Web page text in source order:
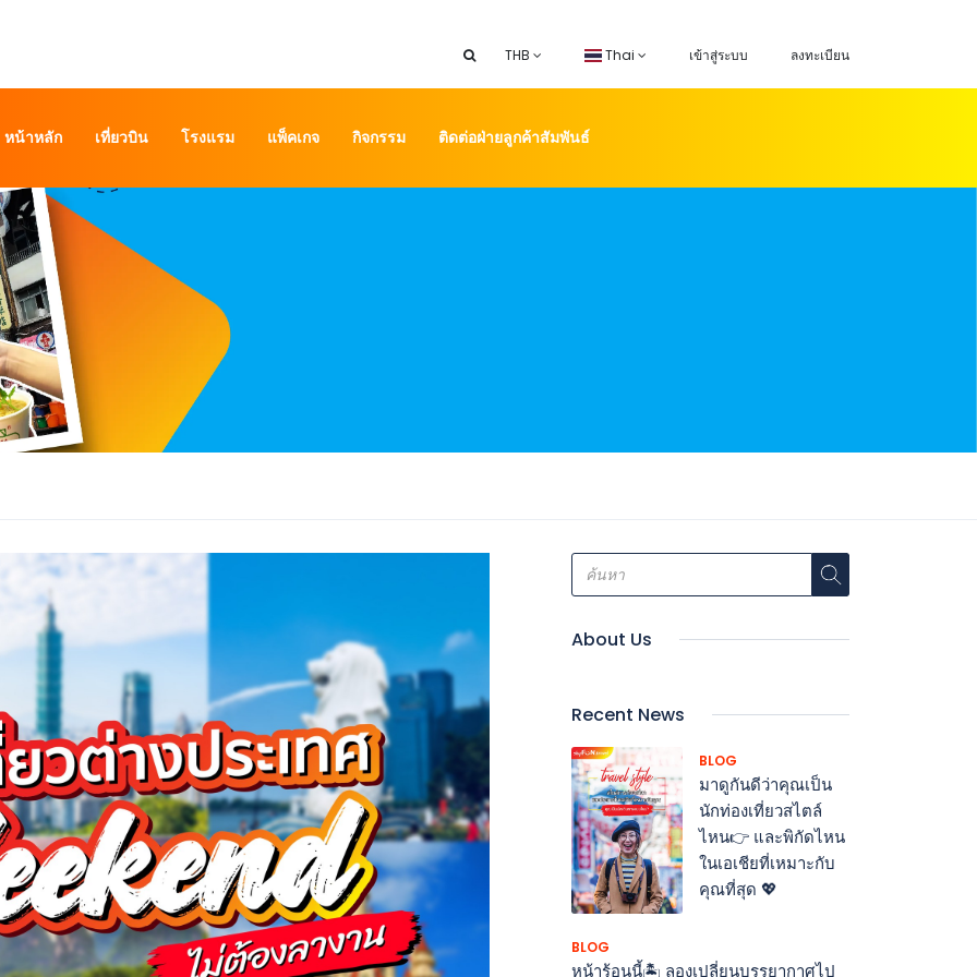
THB Thai เข้าสู่ระบบ ลงทะเบียน
หน้าหลัก เที่ยวบิน โรงแรม แพ็คเกจ กิจกรรม ติดต่อฝ่ายลูกค้าสัมพันธ์
About Us
Recent News
BLOG
มาดูกันดีว่าคุณเป็น
นักท่องเที่ยวสไตล์
ไหน👉 และพิกัดไหน
ในเอเชียที่เหมาะกับ
คุณที่สุด 💖
BLOG
หน้าร้อนนี้🏝 ลองเปลี่ยนบรรยากาศไป